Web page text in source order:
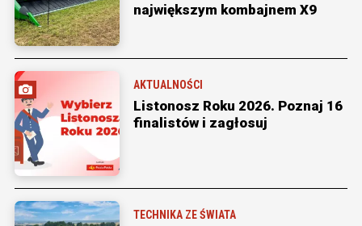
największym kombajnem X9
AKTUALNOŚCI
Listonosz Roku 2026. Poznaj 16
finalistów i zagłosuj
TECHNIKA ZE ŚWIATA